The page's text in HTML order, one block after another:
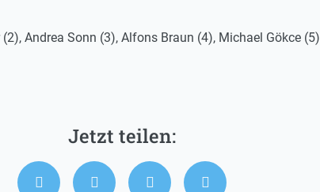
Andrea Sonn (3), Alfons Braun (4), Michael Gökce (5)